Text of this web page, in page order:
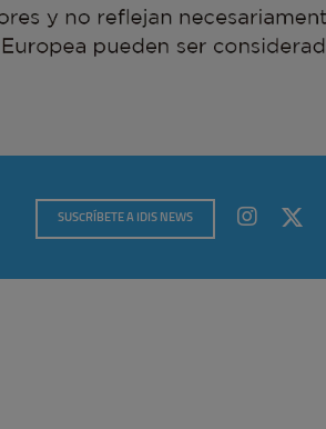
SUSCRÍBETE A IDIS NEWS